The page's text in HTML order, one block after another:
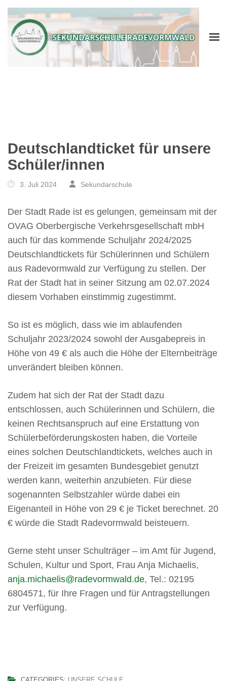
Deutschlandticket für unsere
Schüler/innen
3. Juli 2024 Sekundarschule
Der Stadt Rade ist es gelungen, gemeinsam mit der
OVAG Oberbergische Verkehrsgesellschaft mbH
auch für das kommende Schuljahr 2024/2025
Deutschlandtickets für Schülerinnen und Schülern
aus Radevormwald zur Verfügung zu stellen. Der
Rat der Stadt hat in seiner Sitzung am 02.07.2024
diesem Vorhaben einstimmig zugestimmt.
So ist es möglich, dass wie im ablaufenden
Schuljahr 2023/2024 sowohl der Ausgabepreis in
Höhe von 49 € als auch die Höhe der Elternbeiträge
unverändert bleiben können.
Zudem hat sich der Rat der Stadt dazu
entschlossen, auch Schülerinnen und Schülern, die
keinen Rechtsanspruch auf eine Erstattung von
Schülerbeförderungskosten haben, die Vorteile
eines solchen Deutschlandtickets, welches auch in
der Freizeit im gesamten Bundesgebiet genutzt
werden kann, weiterhin anzubieten. Für diese
sogenannten Selbstzahler würde dabei ein
Eigenanteil in Höhe von 29 € je Ticket berechnet. 20
€ würde die Stadt Radevormwald beisteuern.
Gerne steht unser Schulträger – im Amt für Jugend,
Schulen, Kultur und Sport, Frau Anja Michaelis,
anja.michaelis@radevormwald.de, Tel.: 02195
6804571, für Ihre Fragen und für Antragstellungen
zur Verfügung.